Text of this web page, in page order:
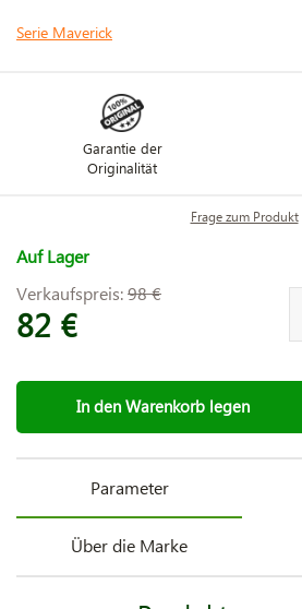
Serie Maverick
Garantie der
Originalität
Frage zum Produkt
Auf Lager
Verkaufspreis:98 €
82 €
In den Warenkorb legen
Parameter
Über die Marke